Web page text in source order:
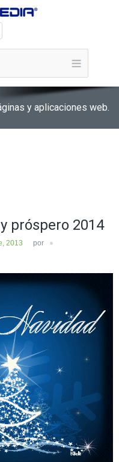
y aplicaciones web.
próspero 2014
2013
por